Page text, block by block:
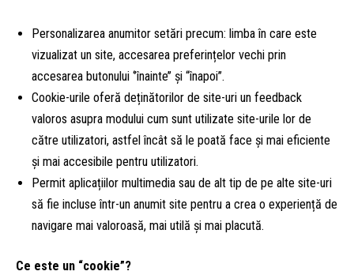
Personalizarea anumitor setări precum: limba în care este
vizualizat un site, accesarea preferințelor vechi prin
accesarea butonului ‘’înainte’’ și “înapoi’’.
Cookie-urile oferă deținătorilor de site-uri un feedback
valoros asupra modului cum sunt utilizate site-urile lor de
către utilizatori, astfel încât să le poată face și mai eficiente
și mai accesibile pentru utilizatori.
Permit aplicațiilor multimedia sau de alt tip de pe alte site-uri
să fie incluse într-un anumit site pentru a crea o experiență de
navigare mai valoroasă, mai utilă și mai placută.
Ce este un “cookie”?